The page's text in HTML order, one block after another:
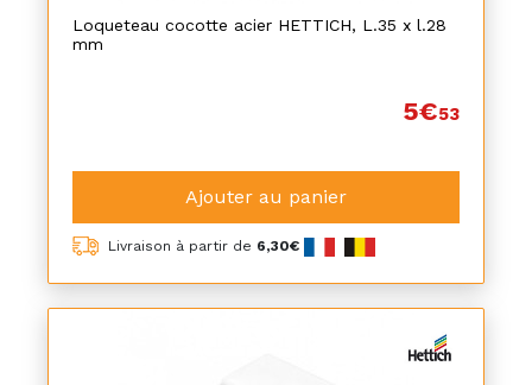
Loqueteau cocotte acier HETTICH, L.35 x l.28
mm
5€53
Ajouter au panier
Livraison à partir de 6,30€